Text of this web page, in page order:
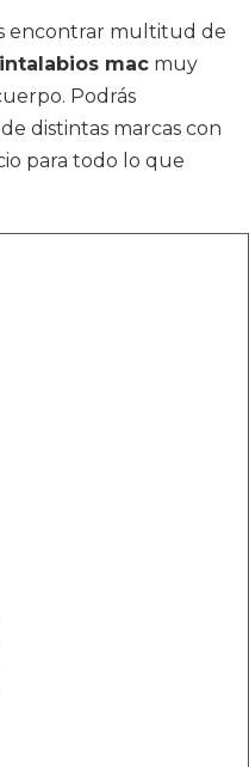
encontrar multitud de
mac muy
Podrás
distintas marcas con
para todo lo que